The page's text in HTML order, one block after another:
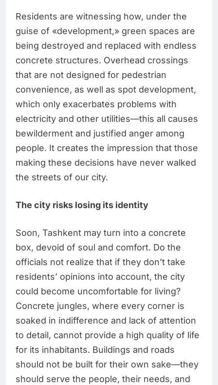
Residents are witnessing how, under the
guise of «development,» green spaces are
being destroyed and replaced with endless
concrete structures. Overhead crossings
that are not designed for pedestrian
convenience, as well as spot development,
which only exacerbates problems with
electricity and other utilities—this all causes
bewilderment and justified anger among
people. It creates the impression that those
making these decisions have never walked
the streets of our city.
The city risks losing its identity
Soon, Tashkent may turn into a concrete
box, devoid of soul and comfort. Do the
officials not realize that if they don’t take
residents’ opinions into account, the city
could become uncomfortable for living?
Concrete jungles, where every corner is
soaked in indifference and lack of attention
to detail, cannot provide a high quality of life
for its inhabitants. Buildings and roads
should not be built for their own sake—they
should serve the people, their needs, and